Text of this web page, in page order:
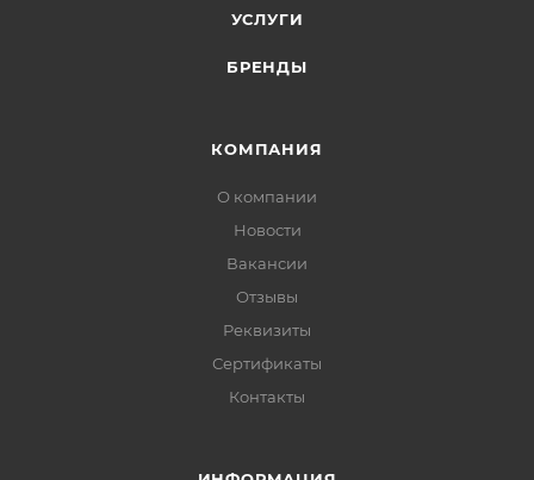
УСЛУГИ
БРЕНДЫ
КОМПАНИЯ
О компании
Новости
Вакансии
Отзывы
Реквизиты
Сертификаты
Контакты